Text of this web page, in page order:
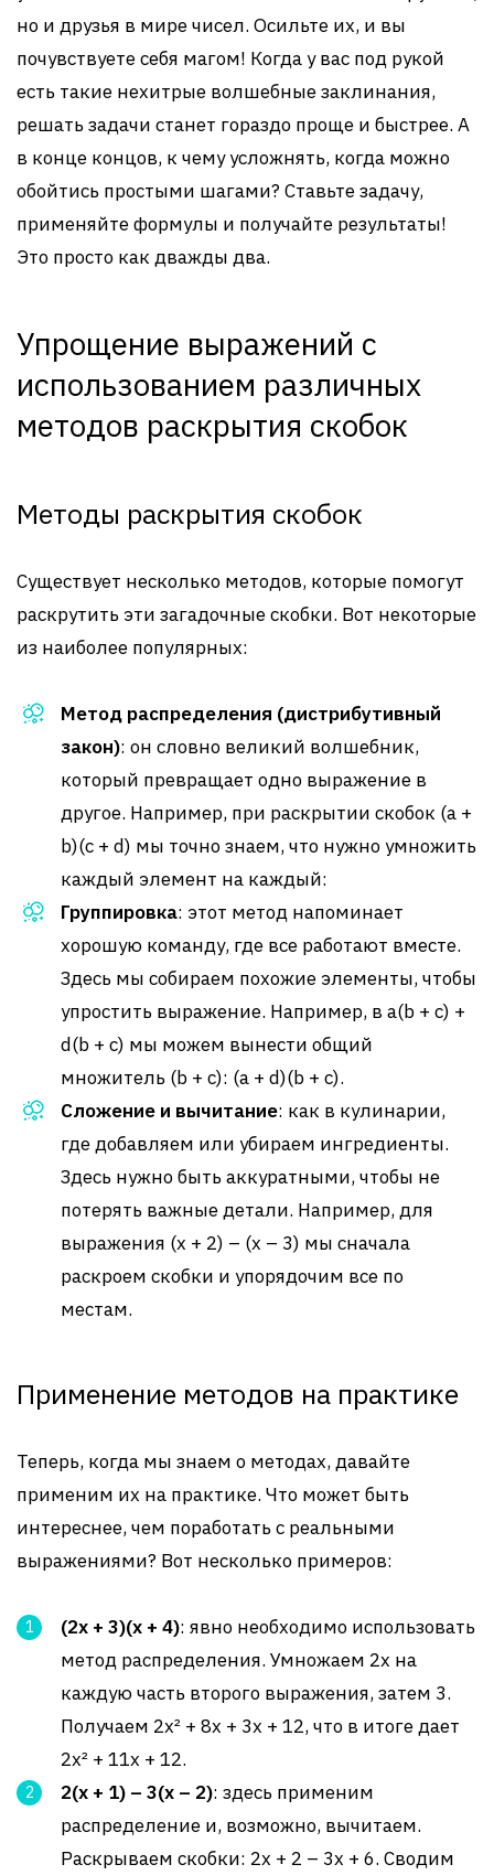
но и друзья в мире чисел. Осильте их, и вы
почувствуете себя магом! Когда у вас под рукой
есть такие нехитрые волшебные заклинания,
решать задачи станет гораздо проще и быстрее. А
в конце концов, к чему усложнять, когда можно
обойтись простыми шагами? Ставьте задачу,
применяйте формулы и получайте результаты!
Это просто как дважды два.
Упрощение выражений с
использованием различных
методов раскрытия скобок
Методы раскрытия скобок
Существует несколько методов, которые помогут
раскрутить эти загадочные скобки. Вот некоторые
из наиболее популярных:
Метод распределения (дистрибутивный
закон): он словно великий волшебник,
который превращает одно выражение в
другое. Например, при раскрытии скобок (a +
b)(c + d) мы точно знаем, что нужно умножить
каждый элемент на каждый:
Группировка: этот метод напоминает
хорошую команду, где все работают вместе.
Здесь мы собираем похожие элементы, чтобы
упростить выражение. Например, в a(b + c) +
d(b + c) мы можем вынести общий
множитель (b + c): (a + d)(b + c).
Сложение и вычитание: как в кулинарии,
где добавляем или убираем ингредиенты.
Здесь нужно быть аккуратными, чтобы не
потерять важные детали. Например, для
выражения (x + 2) – (x – 3) мы сначала
раскроем скобки и упорядочим все по
местам.
Применение методов на практике
Теперь, когда мы знаем о методах, давайте
применим их на практике. Что может быть
интереснее, чем поработать с реальными
выражениями? Вот несколько примеров:
(2x + 3)(x + 4): явно необходимо использовать
метод распределения. Умножаем 2x на
каждую часть второго выражения, затем 3.
Получаем 2x² + 8x + 3x + 12, что в итоге дает
2x² + 11x + 12.
2(x + 1) – 3(x – 2): здесь применим
распределение и, возможно, вычитаем.
Раскрываем скобки: 2x + 2 – 3x + 6. Сводим